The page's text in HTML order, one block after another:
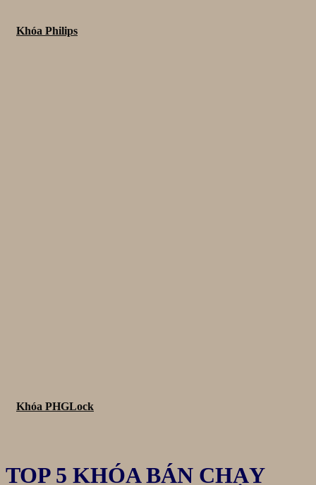
Khóa Philips
Khóa PHGLock
TOP 5 KHÓA BÁN CHẠY